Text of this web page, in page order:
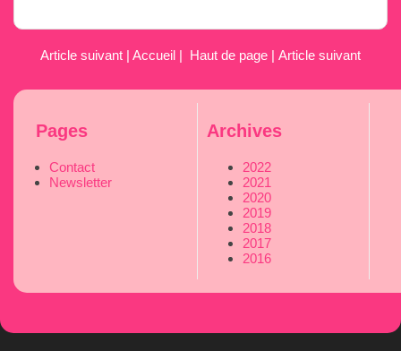
Article suivant | Accueil | Haut de page | Article suivant
Pages
Contact
Newsletter
Archives
2022
2021
2020
2019
2018
2017
2016